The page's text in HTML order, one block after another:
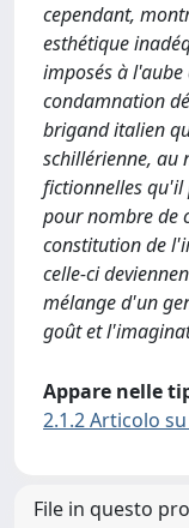
cependant,
esthétique
imposés à
condamnation
brigand italien
schillérienne, au
fictionnelles
pour nombre de
constitution de
celle-ci
mélange d'un
goût et
Appare nelle
2.1.2 Articolo
File in questo